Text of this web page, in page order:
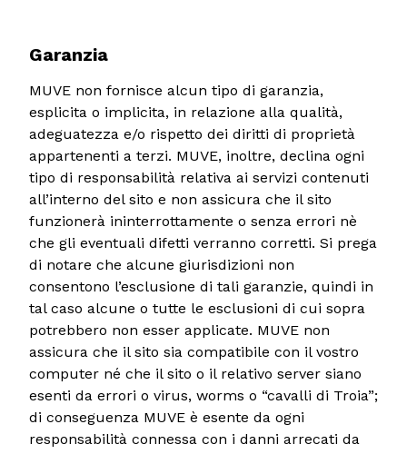
Garanzia
MUVE non fornisce alcun tipo di garanzia,
esplicita o implicita, in relazione alla qualità,
adeguatezza e/o rispetto dei diritti di proprietà
appartenenti a terzi. MUVE, inoltre, declina ogni
tipo di responsabilità relativa ai servizi contenuti
all’interno del sito e non assicura che il sito
funzionerà ininterrottamente o senza errori nè
che gli eventuali difetti verranno corretti. Si prega
di notare che alcune giurisdizioni non
consentono l’esclusione di tali garanzie, quindi in
tal caso alcune o tutte le esclusioni di cui sopra
potrebbero non esser applicate. MUVE non
assicura che il sito sia compatibile con il vostro
computer né che il sito o il relativo server siano
esenti da errori o virus, worms o “cavalli di Troia”;
di conseguenza MUVE è esente da ogni
responsabilità connessa con i danni arrecati da